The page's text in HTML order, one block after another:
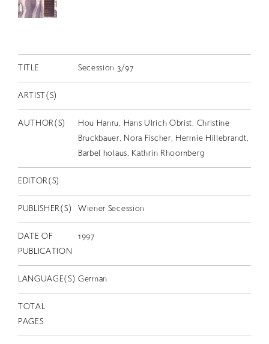
JP
TITLE Secession 3/97
ARTIST(S)
AUTHOR(S)
Hou Hanru, Hans Ulrich Obrist, Christine
Bruckbauer, Nora Fischer, Hermie Hillebrandt,
Barbel holaus, Kathrin Rhoomberg
EDITOR(S)
PUBLISHER(S) Wiener Secession
DATE OF
PUBLICATION
1997
LANGUAGE(S) German
TOTAL
PAGES